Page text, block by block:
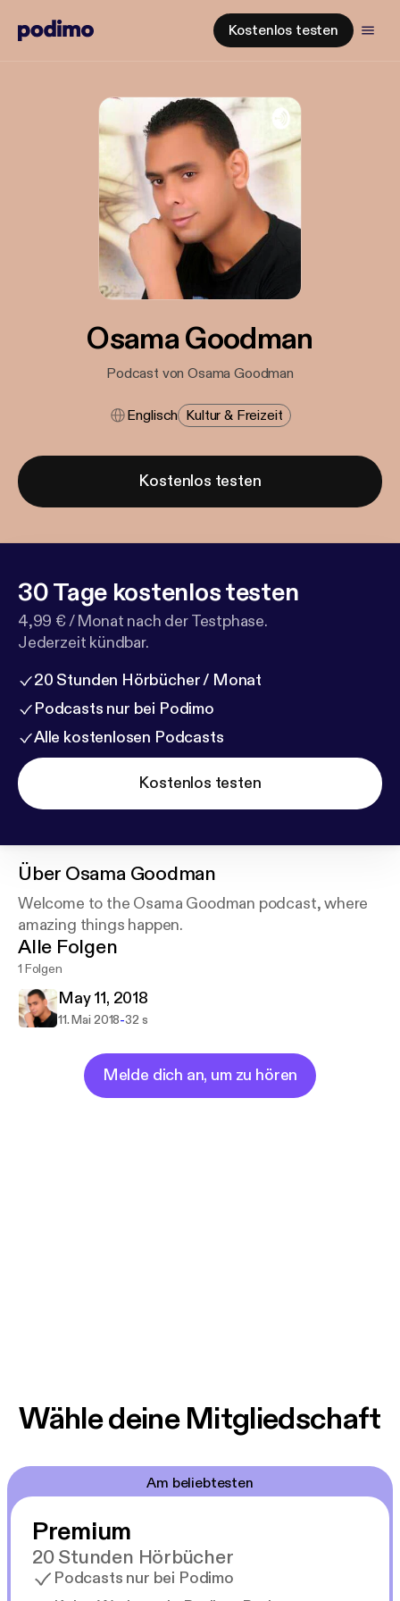
Kostenlos testen
Osama Goodman
Podcast von Osama Goodman
Englisch Kultur & Freizeit
Kostenlos testen
30 Tage kostenlos testen
4,99 € / Monat nach der Testphase.
Jederzeit kündbar.
20 Stunden Hörbücher / Monat
Podcasts nur bei Podimo
Alle kostenlosen Podcasts
Kostenlos testen
Über Osama Goodman
Welcome to the Osama Goodman podcast, where
amazing things happen.
Alle Folgen
1 Folgen
May 11, 2018
11. Mai 2018-32 s
Melde dich an, um zu hören
Wähle deine Mitgliedschaft
Am beliebtesten
Premium
20 Stunden Hörbücher
Podcasts nur bei Podimo